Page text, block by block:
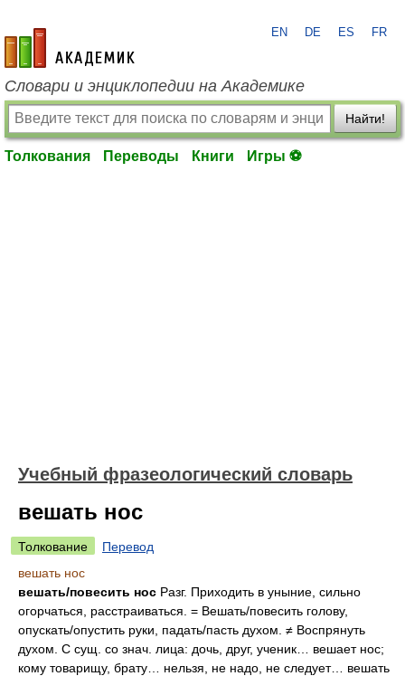
academic.ru
EN DE ES FR
Словари и энциклопедии на Академике
Найти!
Толкования Переводы Книги Игры ⚽
Учебный фразеологический словарь
вешать нос
Толкование
Перевод
вешать нос
вешать/повесить нос Разг. Приходить в уныние, сильно
огорчаться, расстраиваться. = Вешать/повесить голову,
опускать/опустить руки, падать/пасть духом. ≠ Воспрянуть
духом. С сущ. со знач. лица: дочь, друг, ученик… вешает нос;
кому товарищу, брату… нельзя, не надо, не следует… вешать